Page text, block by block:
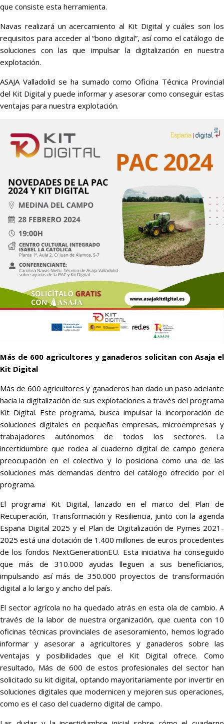
que consiste esta herramienta.
Navas realizará un acercamiento al Kit Digital y cuáles son los
requisitos para acceder al “bono digital”, así como el catálogo de
soluciones con las que impulsar la digitalización en nuestra
explotación.
ASAJA Valladolid se ha sumado como Oficina Técnica Provincial
del Kit Digital y puede informar y asesorar como conseguir estas
ventajas para nuestra explotación.
Más de 600 agricultores y ganaderos solicitan con Asaja el
Kit Digital
Más de 600 agricultores y ganaderos han dado un paso adelante
hacia la digitalización de sus explotaciones a través del programa
Kit Digital. Este programa, busca impulsar la incorporación de
soluciones digitales en pequeñas empresas, microempresas y
trabajadores autónomos de todos los sectores. La
incertidumbre que rodea al cuaderno digital de campo genera
preocupación en el colectivo y lo posiciona como una de las
soluciones más demandas dentro del catálogo ofrecido por el
programa.
El programa Kit Digital, lanzado en el marco del Plan de
Recuperación, Transformación y Resiliencia, junto con la agenda
España Digital 2025 y el Plan de Digitalización de Pymes 2021-
2025 está una dotación de 1.400 millones de euros procedentes
de los fondos NextGenerationEU. Esta iniciativa ha conseguido
que más de 310.000 ayudas lleguen a sus beneficiarios,
impulsando así más de 350.000 proyectos de transformación
digital a lo largo y ancho del país.
El sector agrícola no ha quedado atrás en esta ola de cambio. A
través de la labor de nuestra organización, que cuenta con 10
oficinas técnicas provinciales de asesoramiento, hemos logrado
informar y asesorar a agricultores y ganaderos sobre las
ventajas y posibilidades que el Kit Digital ofrece. Como
resultado, Más de 600 de estos profesionales del sector han
solicitado su kit digital, optando mayoritariamente por invertir en
soluciones digitales que modernicen y mejoren sus operaciones,
como es el caso del cuaderno digital de campo.